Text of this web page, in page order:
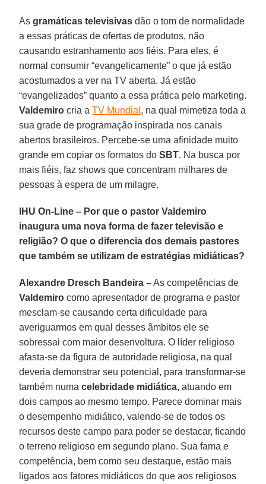
Asgramáticas televisivas dão o tom de normalidade
a essas práticas de ofertas de produtos, não
causando estranhamento aos fiéis. Para eles, é
normal consumir “evangelicamente” o que já estão
acostumados a ver na TV aberta. Já estão
“evangelizados” quanto a essa prática pelo marketing.
Valdemiro cria aTV Mundial , na qual mimetiza toda a
sua grade de programação inspirada nos canais
abertos brasileiros. Percebe-se uma afinidade muito
grande em copiar os formatos doSBT. Na busca por
mais fiéis, faz shows que concentram milhares de
pessoas à espera de um milagre.
IHU On-Line – Por que o pastor Valdemiro
inaugura uma nova forma de fazer televisão e
religião? O que o diferencia dos demais pastores
que também se utilizam de estratégias midiáticas?
Alexandre Dresch Bandeira –As competências de
Valdemiro como apresentador de programa e pastor
mesclam-se causando certa dificuldade para
averiguarmos em qual desses âmbitos ele se
sobressai com maior desenvoltura. O líder religioso
afasta-se da figura de autoridade religiosa, na qual
deveria demonstrar seu potencial, para transformar-se
também numacelebridade midiática, atuando em
dois campos ao mesmo tempo. Parece dominar mais
o desempenho midiático, valendo-se de todos os
recursos deste campo para poder se destacar, ficando
o terreno religioso em segundo plano. Sua fama e
competência, bem como seu destaque, estão mais
ligados aos fatores midiáticos do que aos religiosos